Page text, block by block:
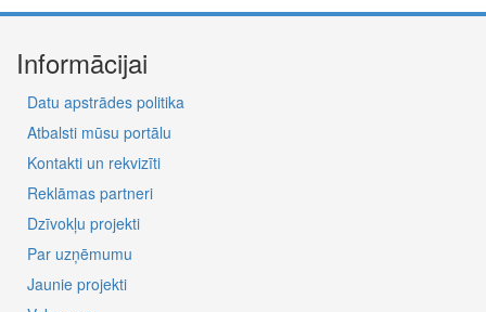
Informācijai
Datu apstrādes politika
Atbalsti mūsu portālu
Kontakti un rekvizīti
Reklāmas partneri
Dzīvokļu projekti
Par uzņēmumu
Jaunie projekti